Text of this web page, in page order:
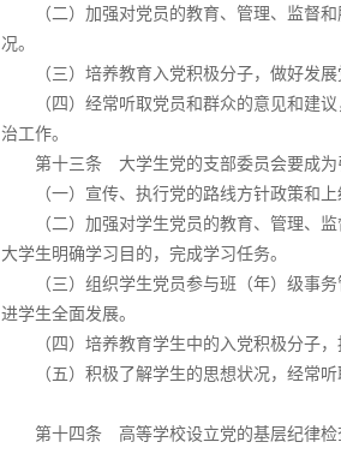
（二）加强对党员的教育、管理、监督
况。
（三）培养教育入党积极分子，做好发展
（四）经常听取党员和群众的意见和建
治工作。
第十三条 大学生党的支部委员会要成为
（一）宣传、执行党的路线方针政策和
（二）加强对学生党员的教育、管理、
大学生明确学习目的，完成学习任务。
（三）组织学生党员参与班（年）级事
进学生全面发展。
（四）培养教育学生中的入党积极分子
（五）积极了解学生的思想状况，经常
第十四条 高等学校设立党的基层纪律检